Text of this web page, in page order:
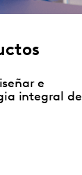
e
integral de